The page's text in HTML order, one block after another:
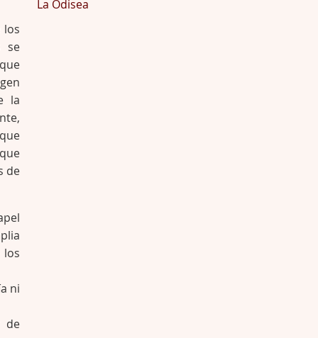
los
se
la
de
los
ni
de
La Odisea